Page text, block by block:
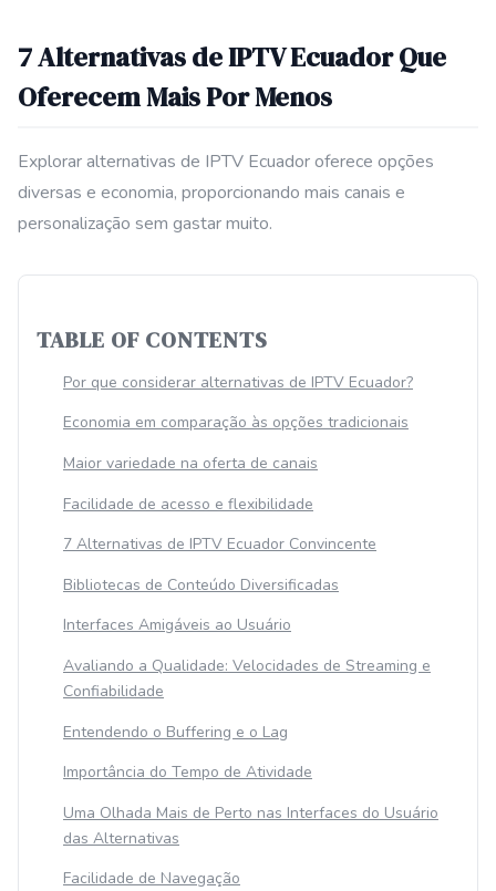
7 Alternativas de IPTV Ecuador Que
Oferecem Mais Por Menos
Explorar alternativas de IPTV Ecuador oferece opções
diversas e economia, proporcionando mais canais e
personalização sem gastar muito.
TABLE OF CONTENTS
Por que considerar alternativas de IPTV Ecuador?
Economia em comparação às opções tradicionais
Maior variedade na oferta de canais
Facilidade de acesso e flexibilidade
7 Alternativas de IPTV Ecuador Convincente
Bibliotecas de Conteúdo Diversificadas
Interfaces Amigáveis ao Usuário
Avaliando a Qualidade: Velocidades de Streaming e
Confiabilidade
Entendendo o Buffering e o Lag
Importância do Tempo de Atividade
Uma Olhada Mais de Perto nas Interfaces do Usuário
das Alternativas
Facilidade de Navegação